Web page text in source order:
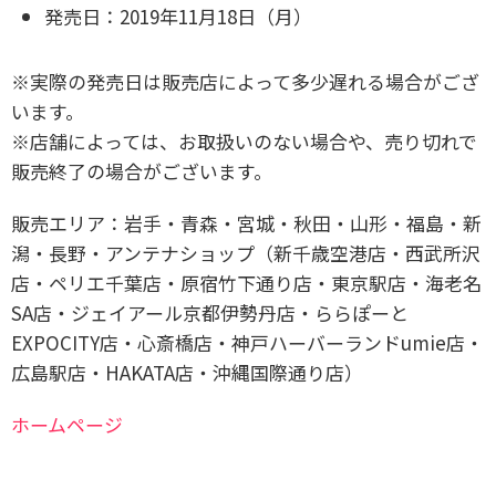
発売日：2019年11月18日（月）
※実際の発売日は販売店によって多少遅れる場合がござ
います。
※店舗によっては、お取扱いのない場合や、売り切れで
販売終了の場合がございます。
販売エリア：岩手・青森・宮城・秋田・山形・福島・新
潟・長野・アンテナショップ（新千歳空港店・西武所沢
店・ペリエ千葉店・原宿竹下通り店・東京駅店・海老名
SA店・ジェイアール京都伊勢丹店・ららぽーと
EXPOCITY店・心斎橋店・神戸ハーバーランドumie店・
広島駅店・HAKATA店・沖縄国際通り店）
ホームページ